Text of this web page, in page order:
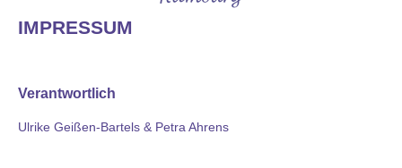
IMPRESSUM
Verantwortlich
Ulrike Geißen-Bartels & Petra Ahrens